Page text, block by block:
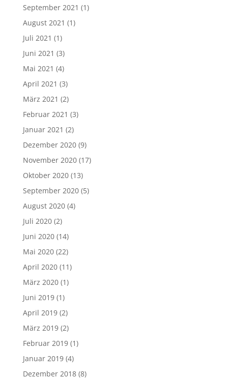
September 2021 (1)
August 2021 (1)
Juli 2021 (1)
Juni 2021 (3)
Mai 2021 (4)
April 2021 (3)
März 2021 (2)
Februar 2021 (3)
Januar 2021 (2)
Dezember 2020(9)
November 2020(17)
Oktober 2020(13)
September 2020(5)
August 2020(4)
Juli 2020(2)
Juni 2020(14)
Mai 2020(22)
April 2020(11)
März 2020(1)
Juni 2019(1)
April 2019(2)
März 2019(2)
Februar 2019(1)
Januar 2019(4)
Dezember 2018(8)